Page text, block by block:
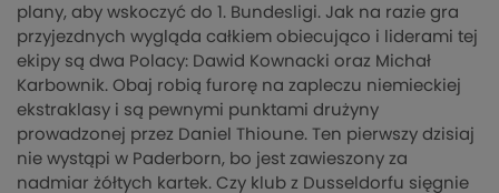
plany, aby wskoczyć do 1. Bundesligi. Jak na razie gra
przyjezdnych wygląda całkiem obiecująco i liderami tej
ekipy są dwa Polacy: Dawid Kownacki oraz Michał
Karbownik. Obaj robią furorę na zapleczu niemieckiej
ekstraklasy i są pewnymi punktami drużyny
prowadzonej przez Daniel Thioune. Ten pierwszy dzisiaj
nie wystąpi w Paderborn, bo jest zawieszony za
nadmiar żółtych kartek. Czy klub z Dusseldorfu sięgnie